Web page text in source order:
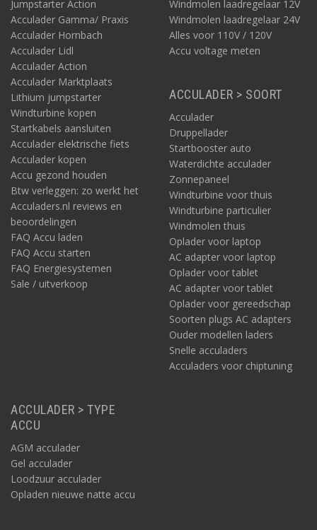
Jumpstarter Action
Acculader Gamma/ Praxis
Acculader Hornbach
Acculader Lidl
Acculader Action
Acculader Marktplaats
Lithium jumpstarter
Windturbine kopen
Startkabels aansluiten
Acculader elektrische fiets
Acculader kopen
Accu gezond houden
Btw verleggen: zo werkt het
Acculaders.nl reviews en
beoordelingen
FAQ Accu laden
FAQ Accu starten
FAQ Energiesystemen
Sale / uitverkoop
Windmolen laadregelaar 12V
Windmolen laadregelaar 24V
Alles voor 110V / 120V
Accu voltage meten
ACCULADER > SOORT
Acculader
Druppellader
Startbooster auto
Waterdichte acculader
Zonnepaneel
Windturbine voor thuis
Windturbine particulier
Windmolen thuis
Oplader voor laptop
AC adapter voor laptop
Oplader voor tablet
AC adapter voor tablet
Oplader voor gereedschap
Soorten plugs AC adapters
Ouder modellen laders
Snelle acculaders
Acculaders voor chiptuning
ACCULADER > TYPE
ACCU
AGM acculader
Gel acculader
Loodzuur acculader
Opladen nieuwe natte accu